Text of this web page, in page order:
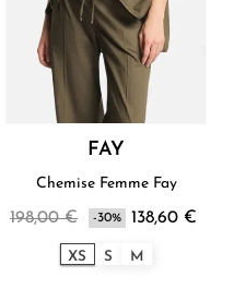
FAY
Chemise Femme Fay
198,00 € -30% 138,60 €
XS S M